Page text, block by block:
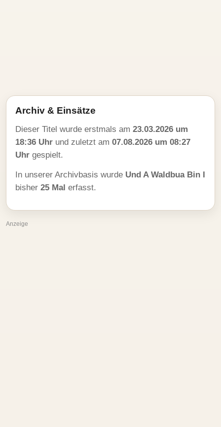
Archiv & Einsätze
Dieser Titel wurde erstmals am 23.03.2026 um
18:36 Uhr und zuletzt am 07.08.2026 um 08:27
Uhr gespielt.
In unserer Archivbasis wurde Und A Waldbua Bin I
bisher 25 Mal erfasst.
Anzeige